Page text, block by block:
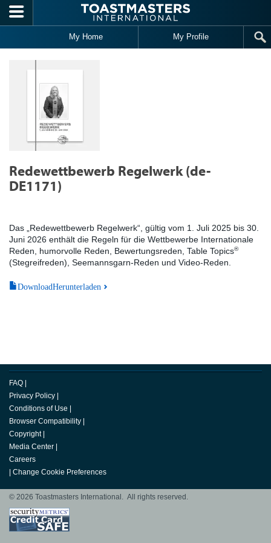
Skip to main content
My Home My Profile
Redewettbewerb Regelwerk (de-
DE1171)
Das „Redewettbewerb Regelwerk“, gültig vom 1. Juli 2025 bis 30.
Juni 2026 enthält die Regeln für die Wettbewerbe Internationale
Reden, humorvolle Reden, Bewertungsreden, Table Topics®
(Stegreifreden), Seemannsgarn-Reden und Video-Reden.
DownloadHerunterladen
FAQ
Privacy Policy
Conditions of Use
Browser Compatibility
Copyright
Media Center
Careers
Change Cookie Preferences
© 2026 Toastmasters International. All rights reserved.